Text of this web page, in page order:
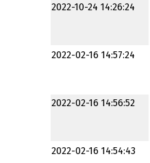
2022-10-24 14:26:24
2022-02-16 14:57:24
2022-02-16 14:56:52
2022-02-16 14:54:43